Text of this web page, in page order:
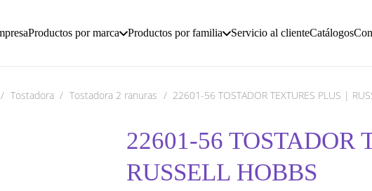
Productos por marca Productos por familia Servicio al clienteCatálogos
/ Tostadora / Tostadora 2 ranuras / 22601-56 TOSTADOR TEXTURES PLUS |
22601-56 TOSTADOR
RUSSELL HOBBS